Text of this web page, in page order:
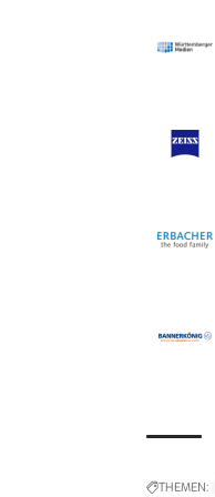
THEMEN: